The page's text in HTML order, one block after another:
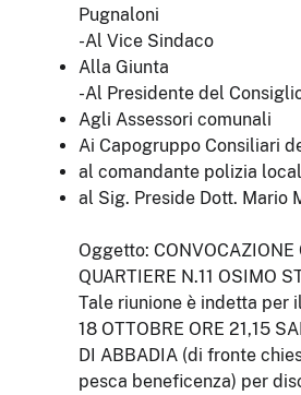
Pugnaloni
-Al Vice Sindaco
Alla Giunta
-Al Presidente del
Agli Assessori comunali
Ai Capogruppo Consiliari
al comandante polizia
al Sig. Preside Dott. Mario
Oggetto: CONVOCAZIONE
QUARTIERE N.11 OSIMO
Tale riunione è indetta per
18 OTTOBRE ORE 21,15
DI ABBADIA (di fronte
pesca beneficenza) per